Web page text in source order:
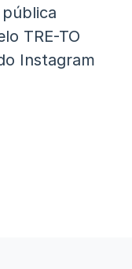
TRE-TO
Instagram